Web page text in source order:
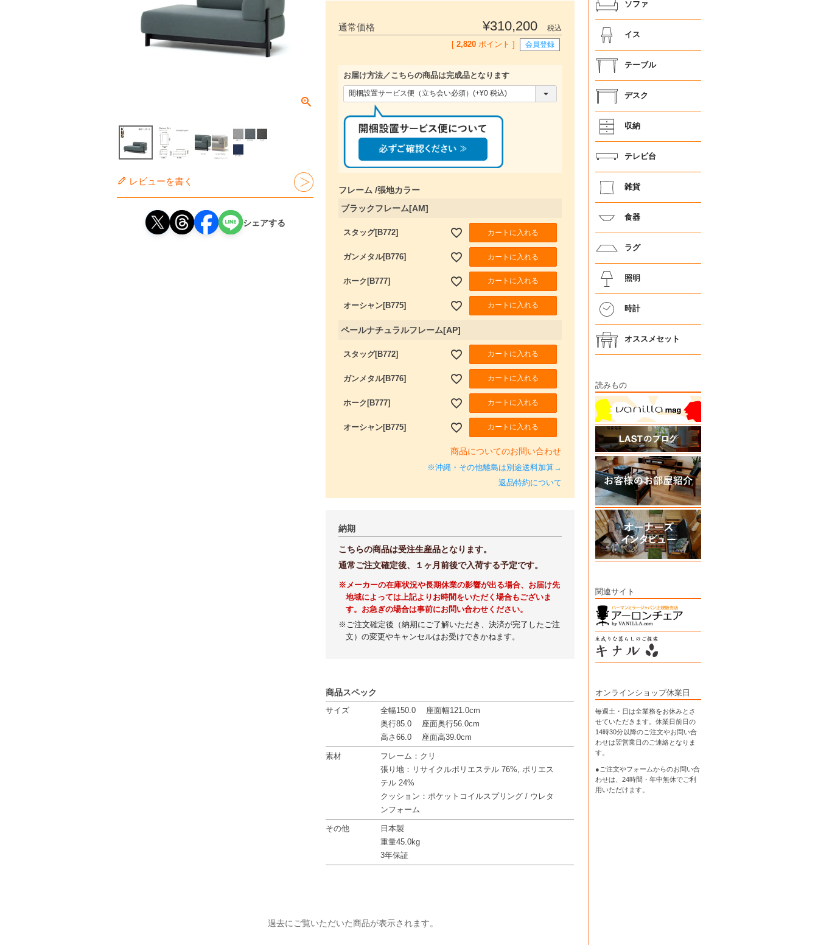
レビューを書く
シェアする
通常価格 ¥310,200
税込
[2,820 ポイント ] 会員登録
お届け方法／こちらの商品は完成品となります
フレーム 張地カラー
ブラックフレーム[AM]
スタッグ[B772] カートに入れる
ガンメタル[B776] カートに入れる
ホーク[B777] カートに入れる
オーシャン[B775] カートに入れる
ペールナチュラルフレーム[AP]
スタッグ[B772] カートに入れる
ガンメタル[B776] カートに入れる
ホーク[B777] カートに入れる
オーシャン[B775] カートに入れる
商品についてのお問い合わせ
※沖縄・その他離島は別途送料加算→
返品特約について
納期
こちらの商品は受注生産品となります。
通常ご注文確定後、１ヶ月前後で入荷する予定です。
※メーカーの在庫状況や長期休業の影響が出る場合、お届け先
地域によっては上記よりお時間をいただく場合もございま
す。お急ぎの場合は事前にお問い合わせください。
※ご注文確定後（納期にご了解いただき、決済が完了したご注
文）の変更やキャンセルはお受けできかねます。
商品スペック
サイズ
全幅150.0 座面幅121.0cm
奥行85.0 座面奥行56.0cm
高さ66.0 座面高39.0cm
素材
フレーム：クリ
張り地：リサイクルポリエステル 76%, ポリエス
テル 24%
クッション：ポケットコイルスプリング / ウレタ
ンフォーム
その他
日本製
重量45.0kg
3年保証
過去にご覧いただいた商品が表示されます。
ソファ
イス
テーブル
デスク
収納
テレビ台
雑貨
食器
ラグ
照明
時計
オススメセット
読みもの
関連サイト
オンラインショップ休業日
毎週土・日は全業務をお休みとさ
せていただきます。休業日前日の
14時30分以降のご注文やお問い合
わせは翌営業日のご連絡となりま
す。
●ご注文やフォームからのお問い合
わせは、 24時間・年中無休でご利
用いただけます。